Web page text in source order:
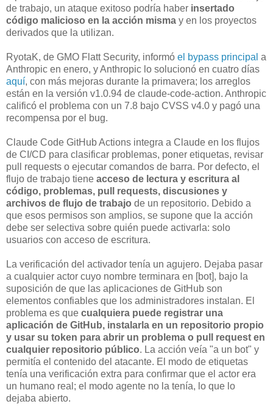
de trabajo, un ataque exitoso podría haber insertado
código malicioso en la acción misma y en los proyectos
derivados que la utilizan.
RyotaK, de GMO Flatt Security, informó el bypass principal a
Anthropic en enero, y Anthropic lo solucionó en cuatro días
aquí, con más mejoras durante la primavera; los arreglos
están en la versión v1.0.94 de claude-code-action. Anthropic
calificó el problema con un 7.8 bajo CVSS v4.0 y pagó una
recompensa por el bug.
Claude Code GitHub Actions integra a Claude en los flujos
de CI/CD para clasificar problemas, poner etiquetas, revisar
pull requests o ejecutar comandos de barra. Por defecto, el
flujo de trabajo tiene acceso de lectura y escritura al
código, problemas, pull requests, discusiones y
archivos de flujo de trabajo de un repositorio. Debido a
que esos permisos son amplios, se supone que la acción
debe ser selectiva sobre quién puede activarla: solo
usuarios con acceso de escritura.
La verificación del activador tenía un agujero. Dejaba pasar
a cualquier actor cuyo nombre terminara en [bot], bajo la
suposición de que las aplicaciones de GitHub son
elementos confiables que los administradores instalan. El
problema es que cualquiera puede registrar una
aplicación de GitHub, instalarla en un repositorio propio
y usar su token para abrir un problema o pull request en
cualquier repositorio público. La acción veía "a un bot" y
permitía el contenido del atacante. El modo de etiquetas
tenía una verificación extra para confirmar que el actor era
un humano real; el modo agente no la tenía, lo que lo
dejaba abierto.